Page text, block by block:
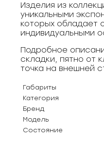
Изделия из
уникальными
которых обладает
индивидуальными
Подробное
складки, пятно от
точка на внешней
Габариты
Категория
Бренд
Модель
Состояние